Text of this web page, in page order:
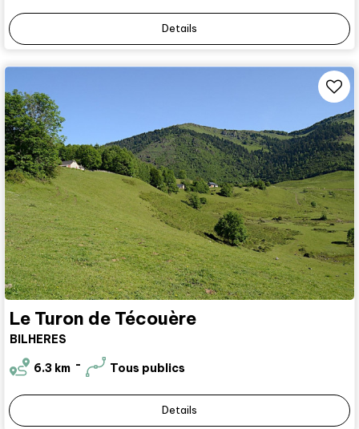
Details
Le Turon de Técouère
BILHERES
6.3 km Tous publics
Details